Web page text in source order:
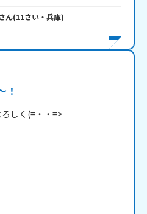
ん(11さい・ 兵庫)
！
しく(=・・=>